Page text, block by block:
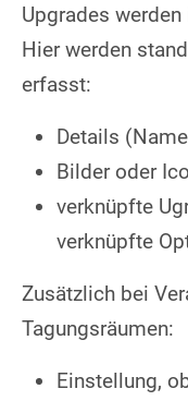
Upgrades
Hier werden
erfasst:
Details
Bilder oder
verknüpfte
verknüpfte
Zusätzlich bei
Tagungsräumen:
Einstellung,